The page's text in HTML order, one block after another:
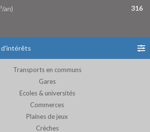
an)
316
d'intérêts
Transports en communs
Gares
Ecoles & universités
Commerces
Plaines de jeux
Crèches